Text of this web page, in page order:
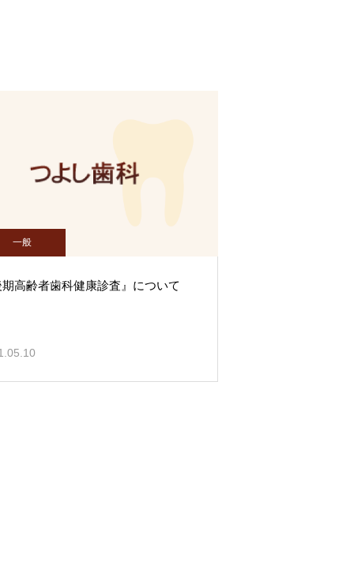
一般
高齢者歯科健康診査』について